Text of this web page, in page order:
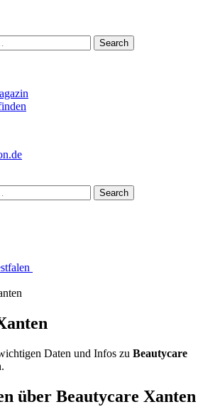
Search
Search
Daten und Infos zu Beautycare
.
über Beautycare Xanten